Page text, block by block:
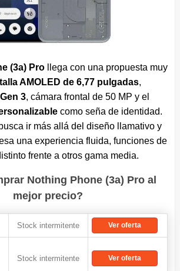
(3a) Prollega con una propuesta muy
AMOLED de 6,77 pulgadas,
3, cámara frontal de 50 MP y el
como seña de identidad.
ir más allá del diseño llamativo y
una experiencia fluida, funciones de
frente a otros gama media.
Nothing Phone (3a) Pro al
mejor precio?
Stock intermitente Ver oferta
Stock intermitente Ver oferta